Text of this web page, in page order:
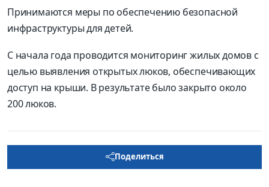
Принимаются меры по обеспечению безопасной
инфраструктуры для детей.
С начала года проводится мониторинг жилых домов с
целью выявления открытых люков, обеспечивающих
доступ на крыши. В результате было закрыто около
200 люков.
Поделиться